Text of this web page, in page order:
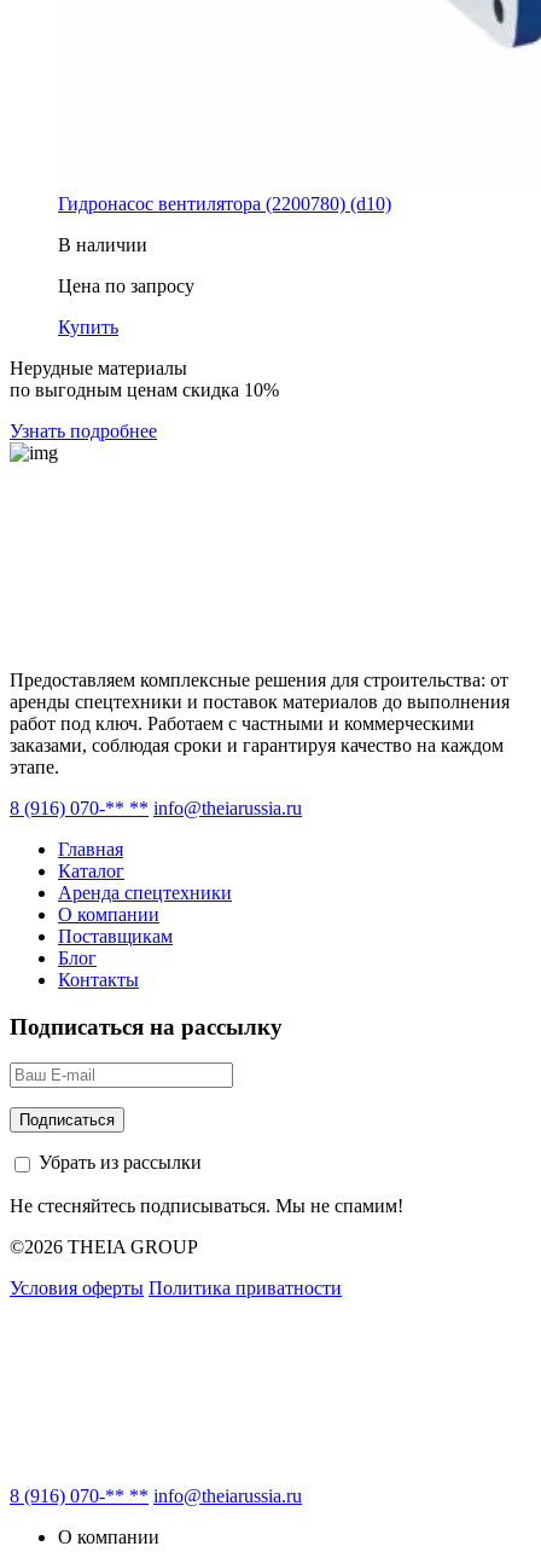
Гидронасос вентилятора (2200780) (d10)
В наличии
Цена по запросу
Купить
Нерудные материалы
по выгодным ценам скидка 10%
Узнать подробнее
Предоставляем комплексные решения для строительства: от
аренды спецтехники и поставок материалов до выполнения
работ под ключ. Работаем с частными и коммерческими
заказами, соблюдая сроки и гарантируя качество на каждом
этапе.
8 (916) 070-** ** info@theiarussia.ru
Главная
Каталог
Аренда спецтехники
О компании
Поставщикам
Блог
Контакты
Подписаться на рассылку
Убрать из рассылки
Не стесняйтесь подписываться. Мы не спамим!
©2026 THEIA GROUP
Условия оферты Политика приватности
8 (916) 070-** ** info@theiarussia.ru
О компании